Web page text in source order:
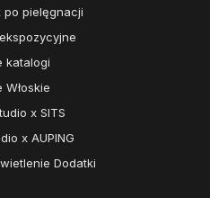
po pielęgnacji
katalogi
Włoskie
x SITS
x AUPING
Dodatki